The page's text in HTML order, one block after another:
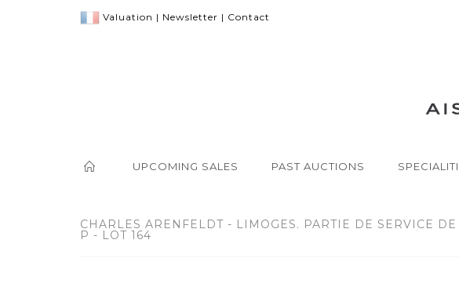
Valuation | Newsletter | Contact
UPCOMING SALES PAST AUCTIONS
CHARLES ARENFELDT - LIMOGES. PARTIE DE SERVICE
P - LOT 164